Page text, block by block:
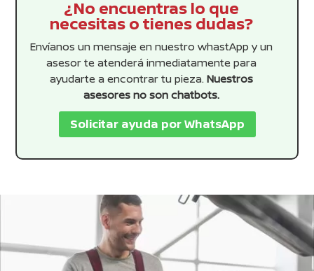
¿No encuentras lo que
necesitas o tienes dudas?
Envíanos un mensaje en nuestro whastApp y un
asesor te atenderá inmediatamente para
ayudarte a encontrar tu pieza. Nuestros
asesores no son chatbots.
Solicitar ayuda por WhatsApp